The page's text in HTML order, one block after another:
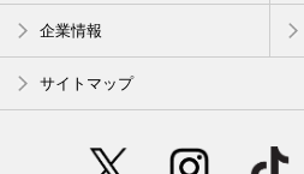
企業情報
サイトマップ